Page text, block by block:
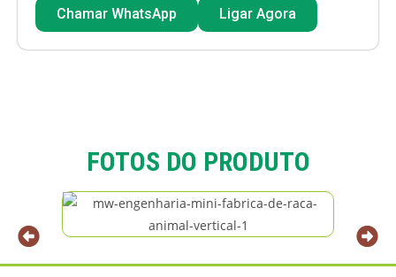
Chamar WhatsApp Ligar Agora
FOTOS DO PRODUTO